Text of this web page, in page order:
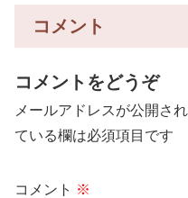
コメント
コメントをどうぞ
メールアドレスが公開さ
ている欄は必須項目です
コメント ※